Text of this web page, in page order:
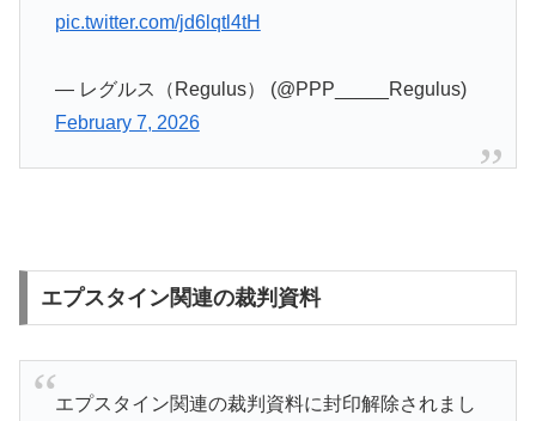
pic.twitter.com/jd6lqtl4tH
— レグルス（Regulus） (@PPP_____Regulus)
February 7, 2026
エプスタイン関連の裁判資料
エプスタイン関連の裁判資料に封印解除されまし